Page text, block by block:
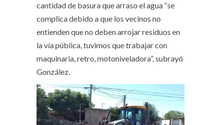
cantidad de basura que arraso el agua “se
complica debido a que los vecinos no
entienden que no deben arrojar residuos en
la vía pública, tuvimos que trabajar con
maquinaria, retro, motoniveladora”, subrayó
González.